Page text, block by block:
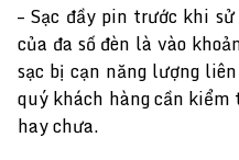
– Sạc đầy pin trước khi
của đa số đèn là vào
sạc bị cạn năng lượng
quý khách hàng cần kiểm
hay chưa.